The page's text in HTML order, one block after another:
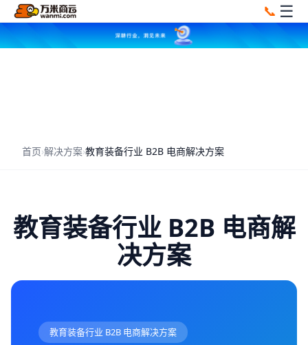
📞 ☰
首页›解决方案›教育装备行业 B2B 电商解决方案
教育装备行业 B2B 电商解
决方案
教育装备行业 B2B 电商解决方案